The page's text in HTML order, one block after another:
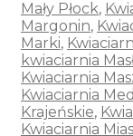
Mały Płock,
Margonin,
Marki,
kwiaciarnia
Kwiaciarnia
Kwiaciarnia
Krajeńskie,
Kwiaciarnia